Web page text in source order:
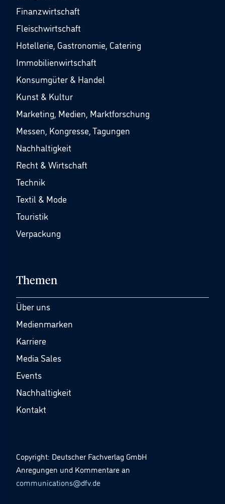
Finanzwirtschaft
Fleischwirtschaft
Hotellerie, Gastronomie, Catering
Immobilienwirtschaft
Konsumgüter & Handel
Kunst & Kultur
Marketing, Medien, Marktforschung
Messen, Kongresse, Tagungen
Nachhaltigkeit
Recht & Wirtschaft
Technik
Textil & Mode
Touristik
Verpackung
Themen
Über uns
Medienmarken
Karriere
Media Sales
Events
Nachhaltigkeit
Kontakt
Copyright: Deutscher Fachverlag GmbH
Anregungen und Kommentare an
communications@dfv.de